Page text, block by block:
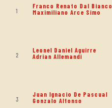
1
Franco Renato Dal Bianco
Maximiliano Arce Simo
2
Leonel Daniel Aguirre
Adrian Allemandi
3
Juan Ignacio De Pascual
Gonzalo Alfonso